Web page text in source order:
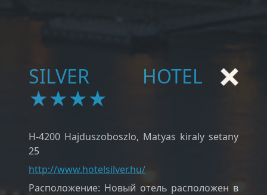
SILVER HOTEL
★★★★
H-4200 Hajduszoboszlo, Matyas kiraly setany
25
http://www.hotelsilver.hu/
Расположение: Новый отель расположен в